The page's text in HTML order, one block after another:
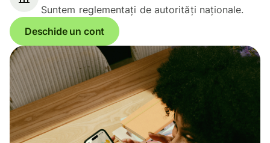
Suntem reglementați de autorități naționale.
Deschide un cont